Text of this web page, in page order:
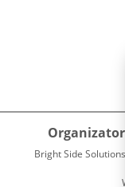
Bright Side